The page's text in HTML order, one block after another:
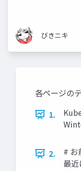
びきニキ
各ページの
1.
2.
# お
最